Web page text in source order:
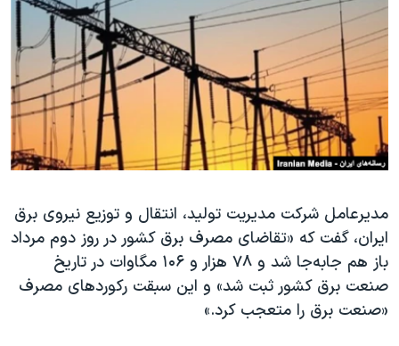
فرهنگ و زندگی
حقوق شهروندی
اقتصادی
علم و فناوری
اسرائیل در جنگ
آرشیو پخش زنده
مستندها
انتخابات ریاست جمهوری آمریکا ۲۰۲۴
حمله جمهوری اسلامی به اسرائیل
رمز مهسا
ورزش زنان در ایران
مجموعه مستندهای دادخواهی
تریبونال مردمی آبان ۹۸
دادگاه حمید نوری
چهل سال گروگان‌گیری
دنبال کنید
زبانهای مختلف
مدیرعامل شرکت مدیریت تولید، انتقال و توزیع نیروی برق
ایران، گفت که «تقاضای مصرف برق کشور در روز دوم مرداد
باز هم جابه‌جا شد و ۷۸ هزار و ۱۰۶ مگاوات در تاریخ
صنعت برق کشور ثبت شد» و این سبقت رکوردهای مصرف
«صنعت برق را متعجب کرد.»